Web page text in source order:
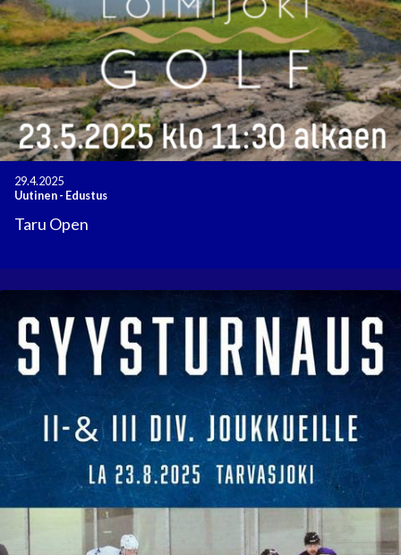
29.4.2025
Uutinen- Edustus
Taru Open